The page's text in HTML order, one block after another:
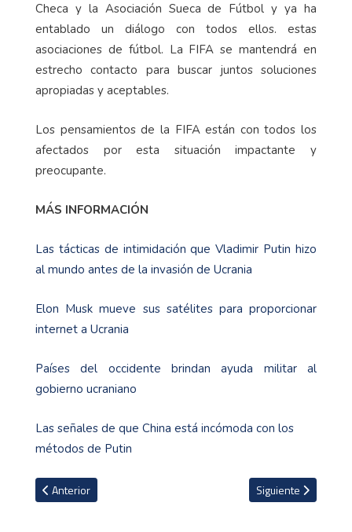
Checa y la Asociación Sueca de Fútbol y ya ha
entablado un diálogo con todos ellos. estas
asociaciones de fútbol. La FIFA se mantendrá en
estrecho contacto para buscar juntos soluciones
apropiadas y aceptables.
Los pensamientos de la FIFA están con todos los
afectados por esta situación impactante y
preocupante.
MÁS INFORMACIÓN
Las tácticas de intimidación que Vladimir Putin hizo
al mundo antes de la invasión de Ucrania
Elon Musk mueve sus satélites para proporcionar
internet a Ucrania
Países del occidente brindan ayuda militar al
gobierno ucraniano
Las señales de que China está incómoda con los
métodos de Putin
Artículo anterior: Liverpool se corona campeón de la Carabao
Anterior Artículo siguiente:
Siguiente